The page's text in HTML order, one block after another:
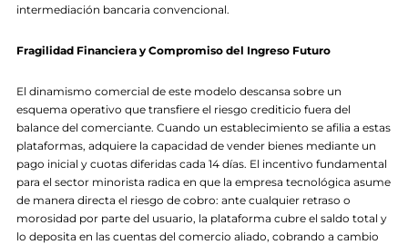
intermediación bancaria convencional.
Fragilidad Financiera y Compromiso del Ingreso Futuro
El dinamismo comercial de este modelo descansa sobre un
esquema operativo que transfiere el riesgo crediticio fuera del
balance del comerciante. Cuando un establecimiento se afilia a estas
plataformas, adquiere la capacidad de vender bienes mediante un
pago inicial y cuotas diferidas cada 14 días. El incentivo fundamental
para el sector minorista radica en que la empresa tecnológica asume
de manera directa el riesgo de cobro: ante cualquier retraso o
morosidad por parte del usuario, la plataforma cubre el saldo total y
lo deposita en las cuentas del comercio aliado, cobrando a cambio